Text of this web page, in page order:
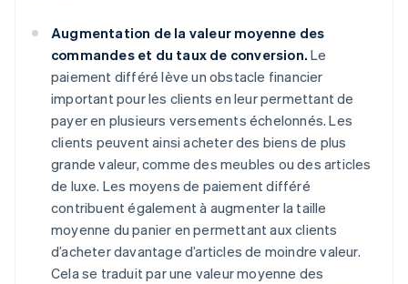
Augmentation de la valeur moyenne des
commandes et du taux de conversion. Le
paiement différé lève un obstacle financier
important pour les clients en leur permettant de
payer en plusieurs versements échelonnés. Les
clients peuvent ainsi acheter des biens de plus
grande valeur, comme des meubles ou des articles
de luxe. Les moyens de paiement différé
contribuent également à augmenter la taille
moyenne du panier en permettant aux clients
d’acheter davantage d’articles de moindre valeur.
Cela se traduit par une valeur moyenne des